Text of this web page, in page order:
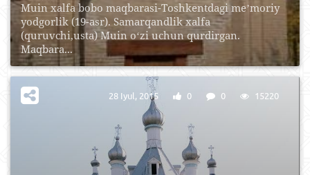
Muin xalfa bobo maqbarasi-Toshkentdagi meʼmoriy
yodgorlik (19-asr). Samarqandlik xalfa
(quruvchi,usta) Muin oʻzi uchun qurdirgan.
Maqbara...
28 Iyul, 2015 0 0 15220